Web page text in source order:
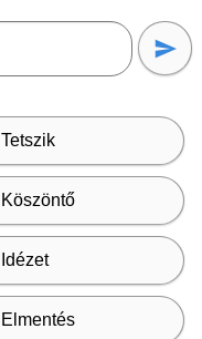
Tetszik
Köszöntő
Idézet
Elmentés